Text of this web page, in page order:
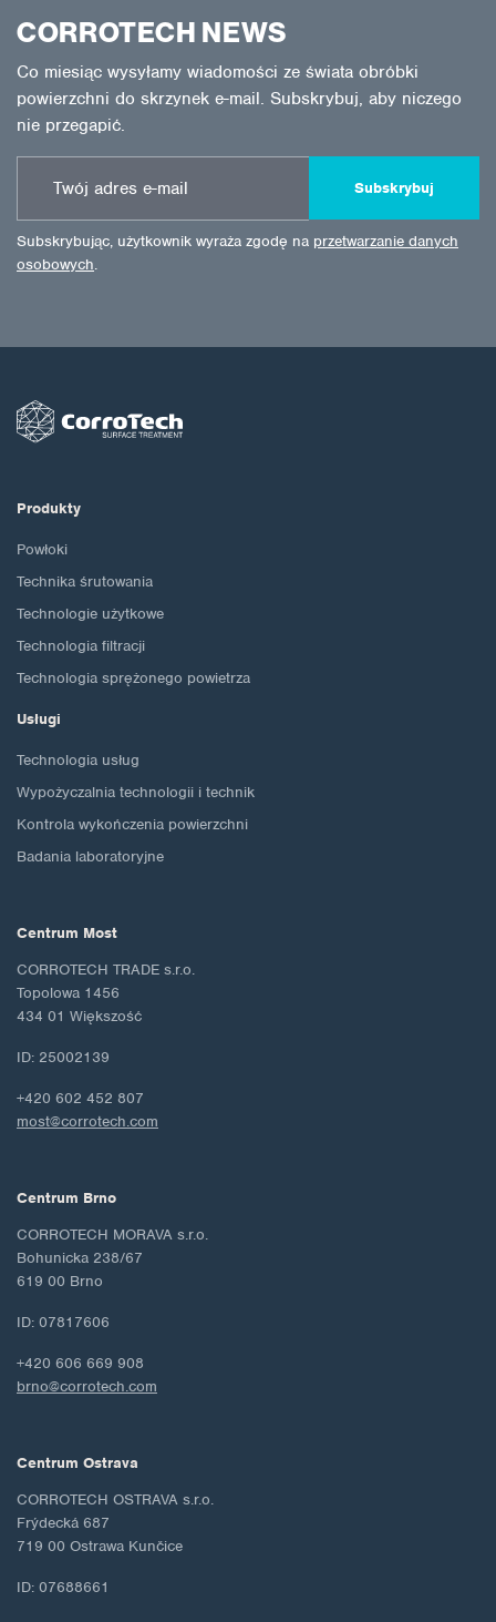
CORROTECH NEWS
Co miesiąc wysyłamy wiadomości ze świata obróbki
powierzchni do skrzynek e-mail. Subskrybuj, aby niczego
nie przegapić.
Subskrybuj
Subskrybując, użytkownik wyraża zgodę na przetwarzanie danych
osobowych.
Produkty
Powłoki
Technika śrutowania
Technologie użytkowe
Technologia filtracji
Technologia sprężonego powietrza
Usługi
Technologia usług
Wypożyczalnia technologii i technik
Kontrola wykończenia powierzchni
Badania laboratoryjne
Centrum Most
CORROTECH TRADE s.r.o.
Topolowa 1456
434 01 Większość
ID: 25002139
+420 602 452 807
most@corrotech.com
Centrum Brno
CORROTECH MORAVA s.r.o.
Bohunicka 238/67
619 00 Brno
ID: 07817606
+420 606 669 908
brno@corrotech.com
Centrum Ostrava
CORROTECH OSTRAVA s.r.o.
Frýdecká 687
719 00 Ostrawa Kunčice
ID: 07688661